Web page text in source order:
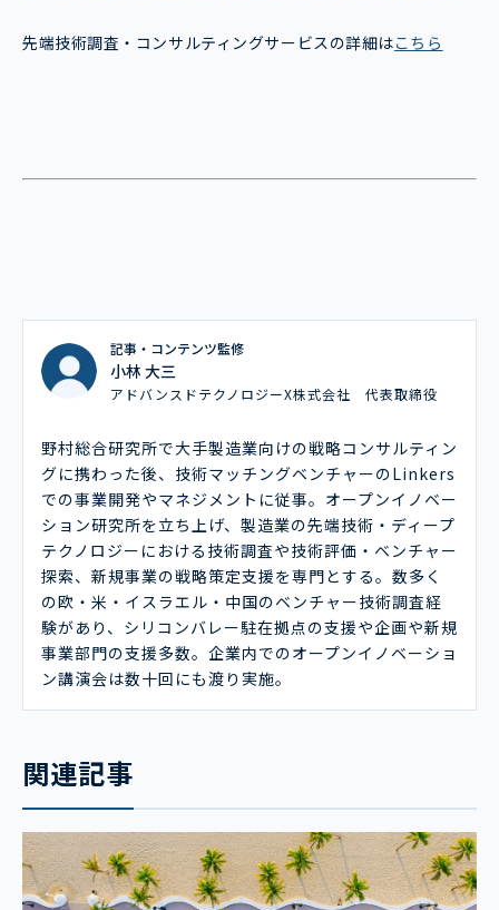
先端技術調査・コンサルティングサービスの詳細はこちら
記事・コンテンツ監修
小林 大三
アドバンスドテクノロジーX株式会社 代表取締役
野村総合研究所で大手製造業向けの戦略コンサルティン
グに携わった後、技術マッチングベンチャーのLinkers
での事業開発やマネジメントに従事。オープンイノベー
ション研究所を立ち上げ、製造業の先端技術・ディープ
テクノロジーにおける技術調査や技術評価・ベンチャー
探索、新規事業の戦略策定支援を専門とする。数多く
の欧・米・イスラエル・中国のベンチャー技術調査経
験があり、シリコンバレー駐在拠点の支援や企画や新規
事業部門の支援多数。企業内でのオープンイノベーショ
ン講演会は数十回にも渡り実施。
関連記事